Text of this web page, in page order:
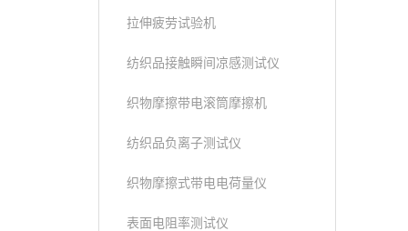
拉伸疲劳试验机
纺织品接触瞬间凉感测试仪
织物摩擦带电滚筒摩擦机
纺织品负离子测试仪
织物摩擦式带电电荷量仪
表面电阻率测试仪